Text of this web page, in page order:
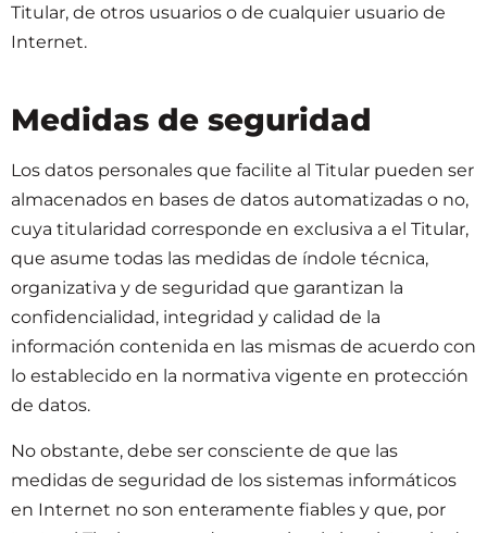
Titular, de otros usuarios o de cualquier usuario de
Internet.
Medidas de seguridad
Los datos personales que facilite al Titular pueden ser
almacenados en bases de datos automatizadas o no,
cuya titularidad corresponde en exclusiva a el Titular,
que asume todas las medidas de índole técnica,
organizativa y de seguridad que garantizan la
confidencialidad, integridad y calidad de la
información contenida en las mismas de acuerdo con
lo establecido en la normativa vigente en protección
de datos.
No obstante, debe ser consciente de que las
medidas de seguridad de los sistemas informáticos
en Internet no son enteramente fiables y que, por